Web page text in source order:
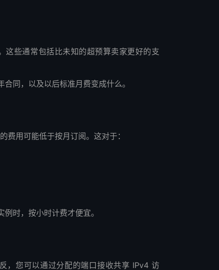
些通常包括比未知的超预算卖家更好的支
同，以及以后标准月费变成什么。
用可能低于按月订阅。这对于：
时，按小时计费才便宜。
，您可以通过分配的端口接收共享 IPv4 访